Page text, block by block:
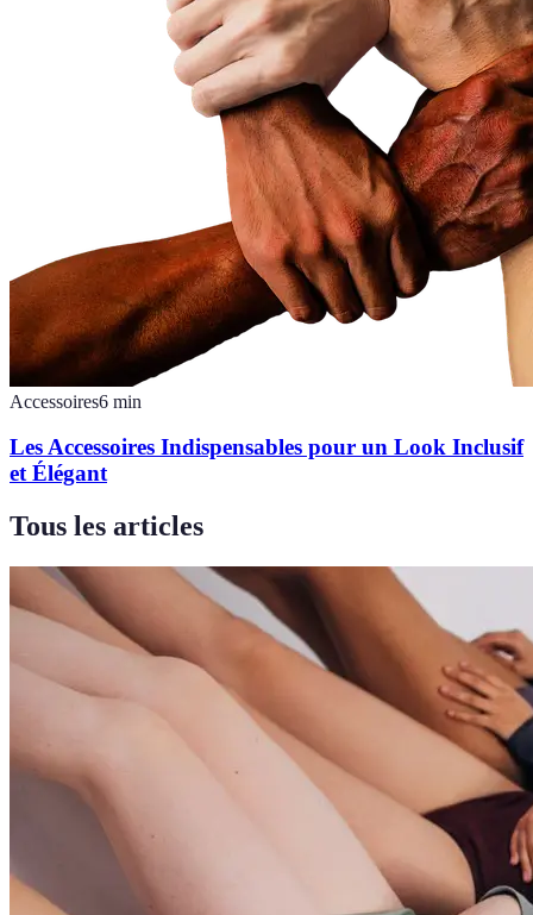
Accessoires6 min
Les Accessoires Indispensables pour un Look Inclusif
et Élégant
Tous les articles